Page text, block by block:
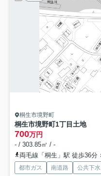
桐生市境野町
桐生市境野町1丁目土地
700万円
- / 303.85㎡ / -
両毛線「桐生」駅 徒歩36分
都市ガス 南道路 公共下水